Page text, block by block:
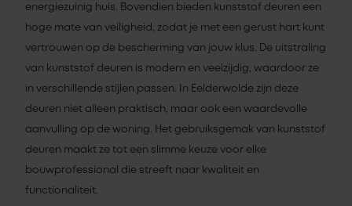
energiezuinig huis. Bovendien bieden kunststof deuren een
hoge mate van veiligheid, zodat je met een gerust hart kunt
vertrouwen op de bescherming van jouw klus. De uitstraling
van kunststof deuren is modern en veelzijdig, waardoor ze
in verschillende stijlen passen. In Eelderwolde zijn deze
deuren niet alleen praktisch, maar ook een waardevolle
aanvulling op de woning. Het gebruiksgemak van kunststof
deuren maakt ze tot een slimme keuze voor elke
bouwprofessional die streeft naar kwaliteit en
functionaliteit.